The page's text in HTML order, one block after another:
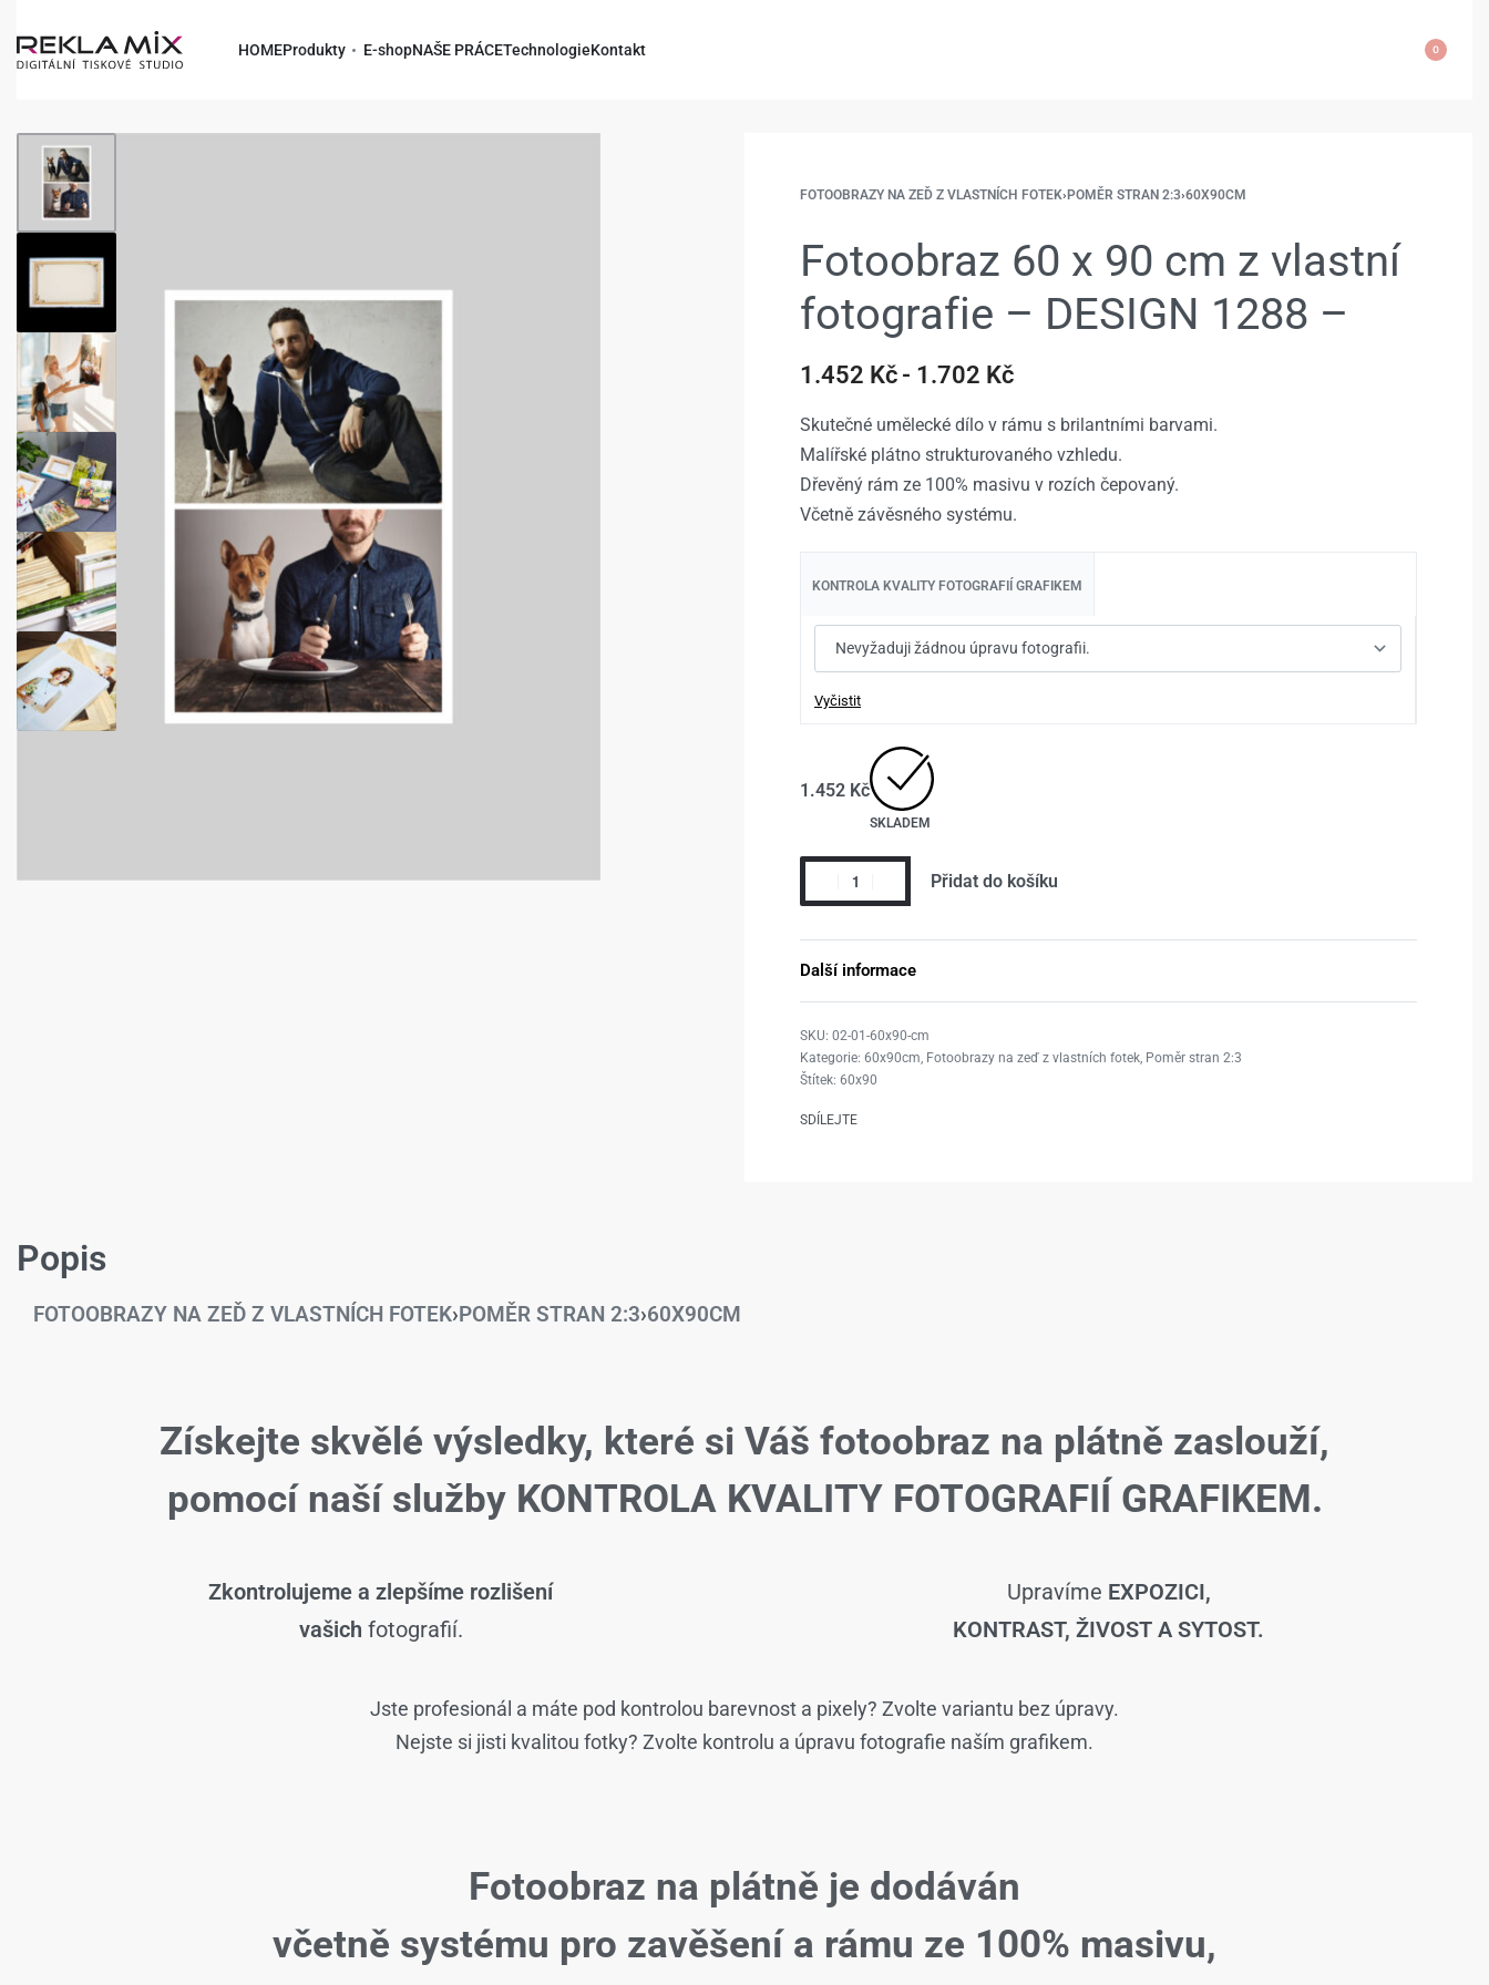
HOMEProdukty E-shopNAŠE PRÁCETechnologieKontakt 0
FOTOOBRAZY NA ZEĎ Z VLASTNÍCH FOTEK› POMĚR STRAN 2:3›60X90CM
1.702 Kč
1.702 Kč
Fotoobraz 60 x 90 cm z vlastní
fotografie – DESIGN 1288 –
1.452 Kč 1.702 Kč
Skutečné umělecké dílo v rámu s brilantními barvami.
Malířské plátno strukturovaného vzhledu.
Dřevěný rám ze 100% masivu v rozích čepovaný.
Včetně závěsného systému.
KONTROLA KVALITY FOTOGRAFIÍ GRAFIKEM
Vyčistit
1.452 Kč
SKLADEM
Přidat do košíku
Další informace
02-01-60x90-cm
Kategorie: 60x90cm, Fotoobrazy na zeď z vlastních fotek, Poměr stran 2:3
Štítek: 60x90
SDÍLEJTE
Popis
FOTOOBRAZY NA ZEĎ Z VLASTNÍCH FOTEK›POMĚR STRAN 2:3›60X90CM
Získejte skvělé výsledky, které si Váš fotoobraz na plátně zaslouží,
pomocí naší služby KONTROLA KVALITY FOTOGRAFIÍ GRAFIKEM.
Zkontrolujeme a zlepšíme rozlišení
vašich fotografií.
Upravíme EXPOZICI,
KONTRAST, ŽIVOST A SYTOST.
Jste profesionál a máte pod kontrolou barevnost a pixely? Zvolte variantu bez úpravy.
Nejste si jisti kvalitou fotky? Zvolte kontrolu a úpravu fotografie naším grafikem.
Fotoobraz na plátně je dodáván
včetně systému pro zavěšení a rámu ze 100% masivu,